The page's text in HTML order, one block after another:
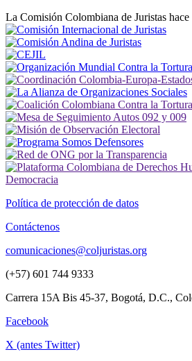
La Comisión Colombiana de Juristas hace
Política de protección de datos
Contáctenos
comunicaciones@coljuristas.org
(+57) 601 744 9333
Carrera 15A Bis 45-37, Bogotá, D.C.,
Facebook
X (antes Twitter)